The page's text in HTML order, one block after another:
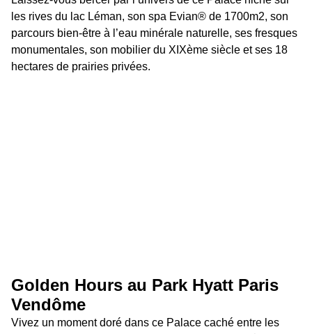
les rives du lac Léman, son spa Evian® de 1700m2, son
parcours bien-être à l’eau minérale naturelle, ses fresques
monumentales, son mobilier du XIXème siècle et ses 18
hectares de prairies privées.
Golden Hours au Park Hyatt Paris
Vendôme
Vivez un moment doré dans ce Palace caché entre les